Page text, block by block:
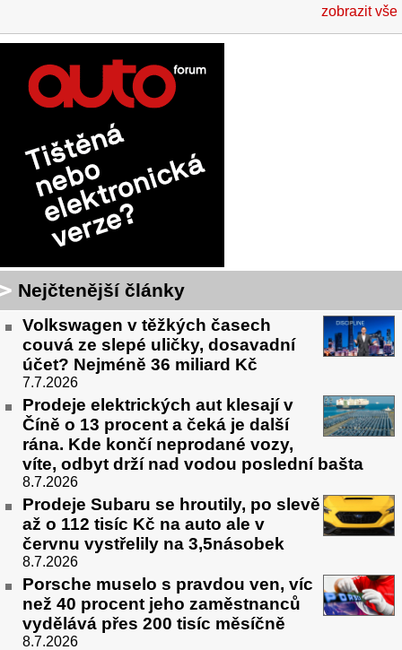
zobrazit vše
Nejčtenější články
Volkswagen v těžkých časech
couvá ze slepé uličky, dosavadní
účet? Nejméně 36 miliard Kč
7.7.2026
Prodeje elektrických aut klesají v
Číně o 13 procent a čeká je další
rána. Kde končí neprodané vozy,
víte, odbyt drží nad vodou poslední bašta
8.7.2026
Prodeje Subaru se hroutily, po slevě
až o 112 tisíc Kč na auto ale v
červnu vystřelily na 3,5násobek
8.7.2026
Porsche muselo s pravdou ven, víc
než 40 procent jeho zaměstnanců
vydělává přes 200 tisíc měsíčně
8.7.2026